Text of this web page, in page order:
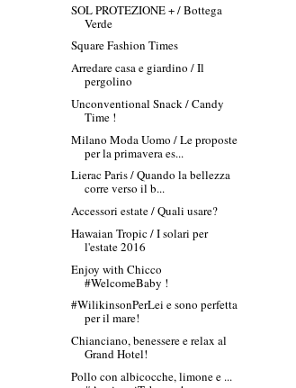
SOL PROTEZIONE + / Bottega
Verde
Square Fashion Times
Arredare casa e giardino / Il
pergolino
Unconventional Snack / Candy
Time !
Milano Moda Uomo / Le proposte
per la primavera es...
Lierac Paris / Quando la bellezza
corre verso il b...
Accessori estate / Quali usare?
Hawaian Tropic / I solari per
l'estate 2016
Enjoy with Chicco
#WelcomeBaby !
#WilikinsonPerLei e sono perfetta
per il mare!
Chianciano, benessere e relax al
Grand Hotel!
Pollo con albicocche, limone e ...